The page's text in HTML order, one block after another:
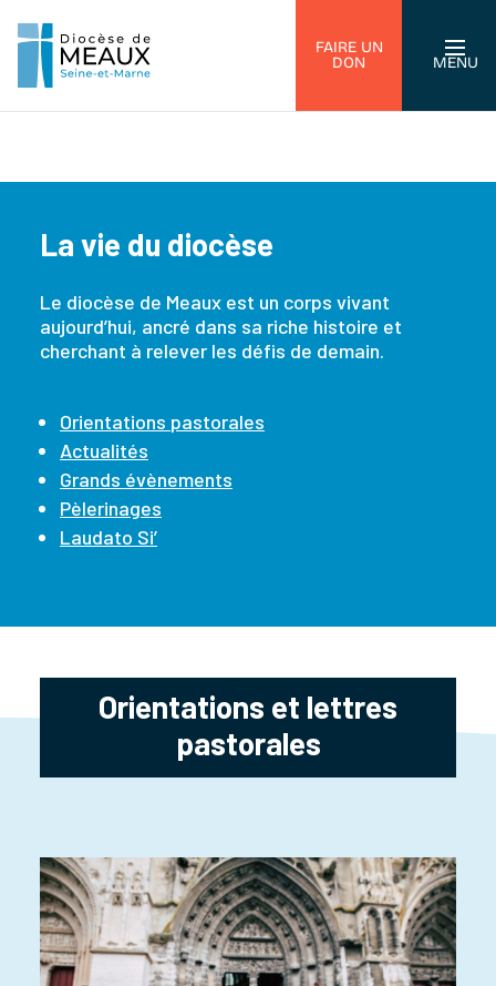
FAIRE UN
DON
MENU
La vie du diocèse
Le diocèse de Meaux est un corps vivant
aujourd’hui, ancré dans sa riche histoire et
cherchant à relever les défis de demain.
Orientations pastorales
Actualités
Grands évènements
Pèlerinages
Laudato Si’
Orientations et lettres
pastorales